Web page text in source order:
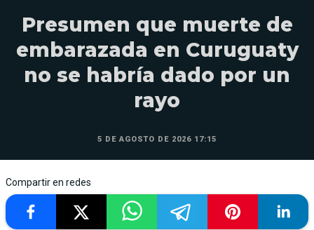
Presumen que muerte de
embarazada en Curuguaty
no se habría dado por un
rayo
5 DE AGOSTO DE 2026 17:15
Compartir en redes